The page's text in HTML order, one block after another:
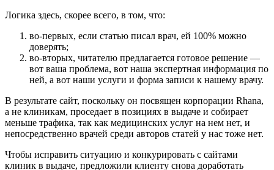
Логика здесь, скорее всего, в том, что:
во-первых, если статью писал врач, ей 100% можно
доверять;
во-вторых, читателю предлагается готовое решение —
вот ваша проблема, вот наша экспертная информация по
ней, а вот наши услуги и форма записи к нашему врачу.
В результате сайт, поскольку он посвящен корпорации Rhana,
а не клиникам, проседает в позициях в выдаче и собирает
меньше трафика, так как медицинских услуг на нем нет, и
непосредственно врачей среди авторов статей у нас тоже нет.
Чтобы исправить ситуацию и конкурировать с сайтами
клиник в выдаче, предложили клиенту снова доработать